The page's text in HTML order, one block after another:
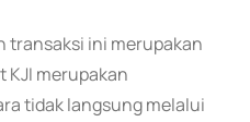
transaksi ini merupakan
merupakan
tidak langsung melalui